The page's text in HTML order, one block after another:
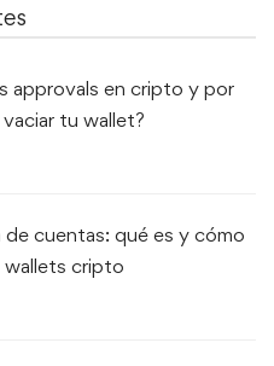
approvals en cripto y por
tu wallet?
cuentas: qué es y cómo
wallets cripto